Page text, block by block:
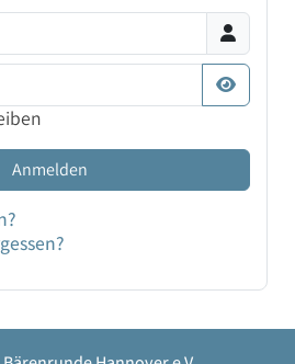
Anmelden